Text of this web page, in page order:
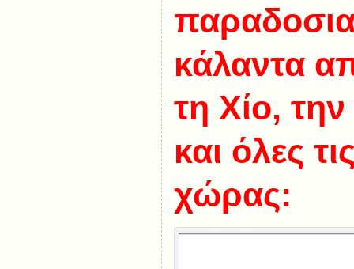
κάλαντα
τη Χίο,
και όλες
χώρας: